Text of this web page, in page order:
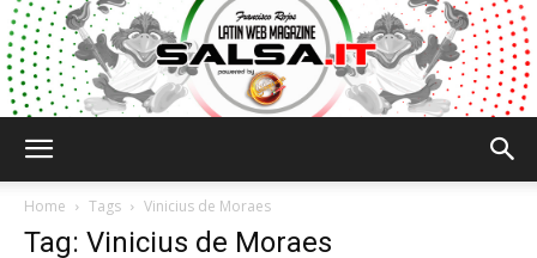
Home Tags Vinicius de Moraes
Tag: Vinicius de Moraes